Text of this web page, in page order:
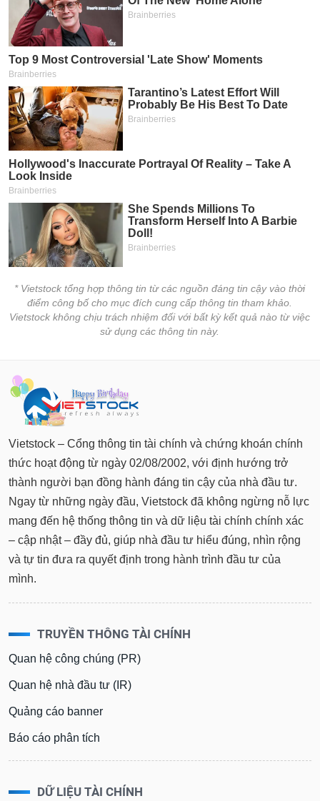
* Vietstock tổng hợp thông tin từ các nguồn đáng tin cậy vào thời
điểm công bố cho mục đích cung cấp thông tin tham khảo.
Vietstock không chịu trách nhiệm đối với bất kỳ kết quả nào từ việc
sử dụng các thông tin này.
Vietstock – Cổng thông tin tài chính và chứng khoán chính
thức hoạt động từ ngày 02/08/2002, với định hướng trở
thành người bạn đồng hành đáng tin cậy của nhà đầu tư.
Ngay từ những ngày đầu, Vietstock đã không ngừng nỗ lực
mang đến hệ thống thông tin và dữ liệu tài chính chính xác
– cập nhật – đầy đủ, giúp nhà đầu tư hiểu đúng, nhìn rộng
và tự tin đưa ra quyết định trong hành trình đầu tư của
mình.
TRUYỀN THÔNG TÀI CHÍNH
Quan hệ công chúng (PR)
Quan hệ nhà đầu tư (IR)
Quảng cáo banner
Báo cáo phân tích
DỮ LIỆU TÀI CHÍNH